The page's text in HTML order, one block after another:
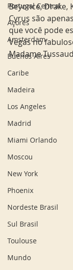
Portugal Central
Açores
Amsterdam
Buenos Aires
Caribe
Madeira
Los Angeles
Madrid
Miami Orlando
Moscou
New York
Phoenix
Nordeste Brasil
Sul Brasil
Toulouse
Mundo
Beyoncé, Drake,
Cyrus são
que você pode
Vegas no
Madame